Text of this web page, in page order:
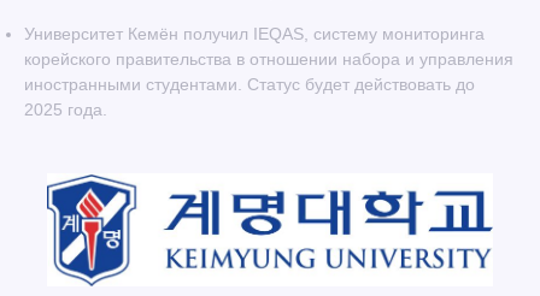
Университет Кемён получил IEQAS, систему мониторинга
корейского правительства в отношении набора и управления
иностранными студентами. Статус будет действовать до
2025 года.